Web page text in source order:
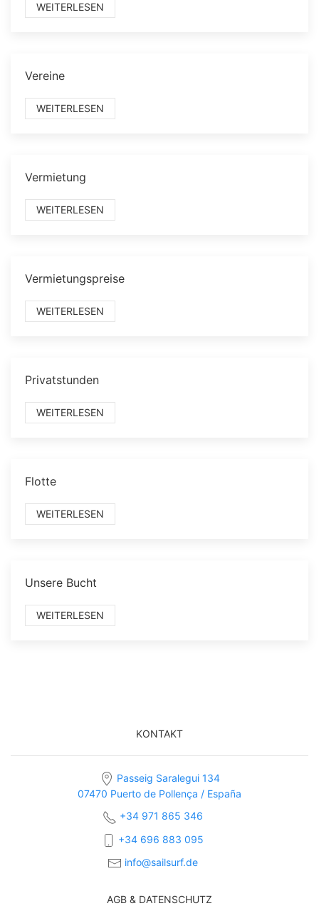
WEITERLESEN
Vereine
WEITERLESEN
Vermietung
WEITERLESEN
Vermietungspreise
WEITERLESEN
Privatstunden
WEITERLESEN
Flotte
WEITERLESEN
Unsere Bucht
WEITERLESEN
KONTAKT
Passeig Saralegui 134
07470 Puerto de Pollença / España
+34 971 865 346
+34 696 883 095
info@sailsurf.de
AGB & DATENSCHUTZ